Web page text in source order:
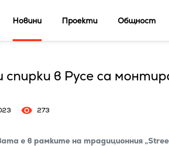
Новини Проекти Общност
в Русе са
273
е в рамките на традиционния